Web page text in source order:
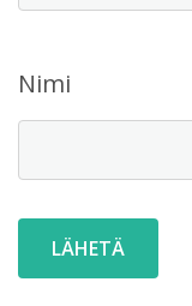
Nimi